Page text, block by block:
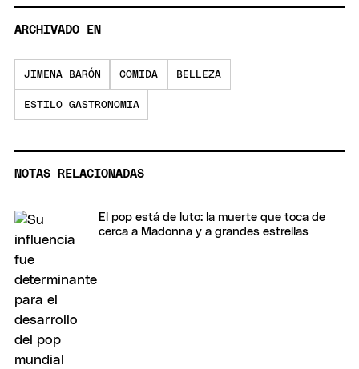
ARCHIVADO EN
JIMENA BARÓN COMIDA BELLEZA
ESTILO GASTRONOMIA
NOTAS RELACIONADAS
El pop está de luto: la muerte que toca de
cerca a Madonna y a grandes estrellas